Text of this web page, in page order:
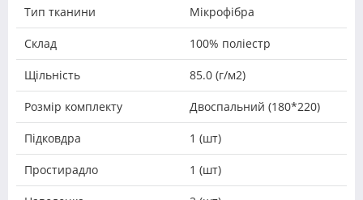
Тип тканини Мікрофібра
Склад 100% поліестр
Щільність 85.0 (г/м2)
Розмір комплекту Двоспальний (180*220)
Підковдра 1 (шт)
Простирадло 1 (шт)